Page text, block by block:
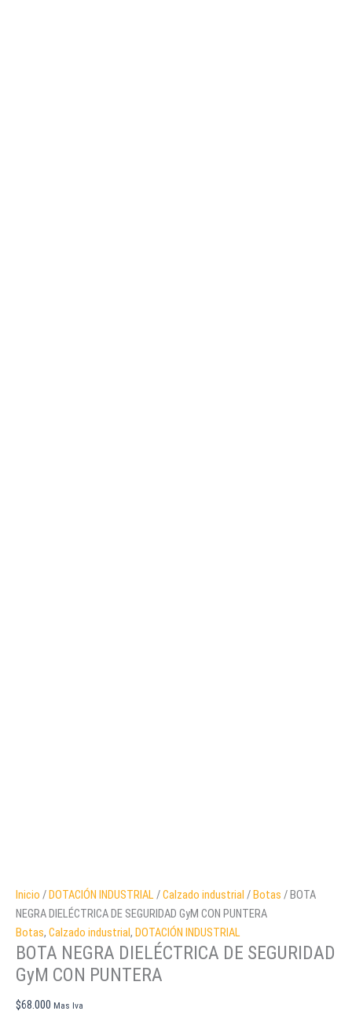
Inicio /DOTACIÓN INDUSTRIAL/Calzado industrial /Botas / BOTA
NEGRA DIELÉCTRICA DE SEGURIDAD GyM CON PUNTERA
Botas, Calzado industrial, DOTACIÓN INDUSTRIAL
BOTA NEGRA DIELÉCTRICA DE SEGURIDAD
GyM CON PUNTERA
$68.000 Mas Iva